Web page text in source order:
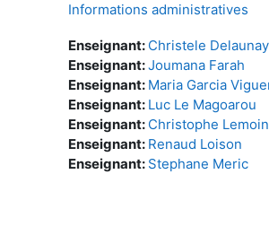
Informations administratives
Enseignant: Christele Delaunay
Enseignant:Joumana Farah
Enseignant: Maria Garcia
Enseignant: Luc Le Magoarou
Enseignant: Christophe
Enseignant: Renaud Loison
Enseignant: Stephane Meric